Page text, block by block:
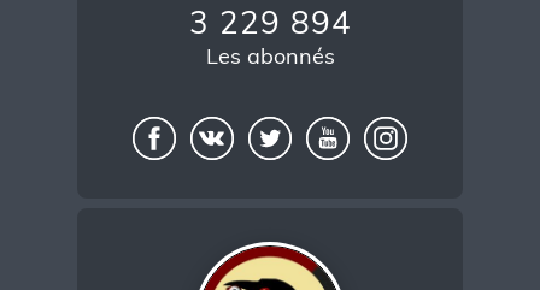
3 229 894
Les abonnés